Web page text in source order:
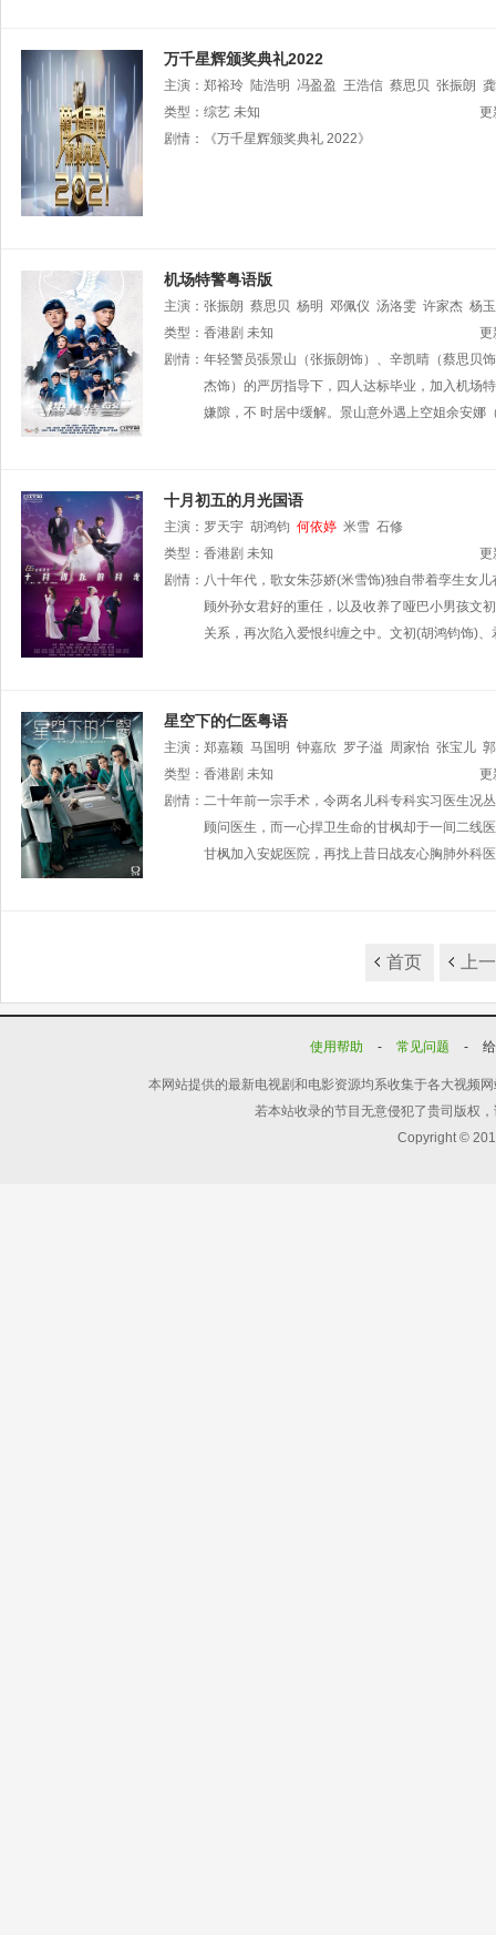
万千星辉颁奖典礼2022
主演： 郑裕玲 陆浩明 冯盈盈 王浩信 蔡思贝 张振朗
智雯 马贯东 罗天宇
林
德钟 胡定欣 宣萱 李丞责 麦玲玲
类型： 综艺 未知
更
剧情：
《万千星辉颁奖典礼 2022》
机场特警粤语版
主演： 张振朗 蔡思贝 杨明 邓佩仪 汤洛雯 许家杰 杨
黎振烨
朱敏瀚 杨证桦 崔锦棠
陈嘉辉
刘温馨 王绮琴 程可为 林敬刚 陈荣峻 陈建文
李兴华 唐嘉麟 郭千瑜 周丽欣 莫伟文 吴
类型： 香港剧 未知
更
剧情： 年轻警员張景山（张振朗饰）、辛凯晴（蔡思贝
杰饰）的严厉指导下，四人达标毕业，加入机场
嫌隙，不 时居中缓解。景山意外遇上空姐余安
十月初五的月光国语
主演： 罗天宇 胡鸿钧 何依婷 米雪 石修
类型： 香港剧 未知
更
剧情： 八十年代，歌女朱莎娇(米雪饰)独自带着孪生女
顾外孙女君好的重任，以及收养了哑巴小男孩文
关系，再次陷入爱恨纠缠之中。文初(胡鸿钧饰)
星空下的仁医粤语
主演： 郑嘉颖 马国明 钟嘉欣 罗子溢 周家怡 张宝儿
类型： 香港剧 未知
更
剧情： 二十年前一宗手术，令两名儿科专科实习医生况
顾问医生，而一心捍卫生命的甘枫却于一间二线
甘枫加入安妮医院，再找上昔日战友心胸肺外科
首页 上
使用帮助 - 常见问题 -
本网站提供的最新电视剧和电影资源均系收集于各大视频
若本站收录的节目无意侵犯了贵司版权
Copyright ©